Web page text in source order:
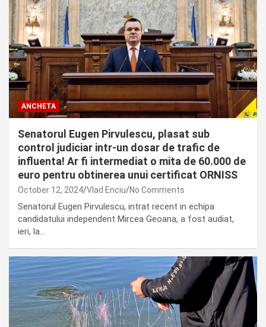
ANCHETA
Senatorul Eugen Pirvulescu, plasat sub
control judiciar intr-un dosar de trafic de
influenta! Ar fi intermediat o mita de 60.000 de
euro pentru obtinerea unui certificat ORNISS
October 12, 2024 Vlad Enciu No Comments
Senatorul Eugen Pirvulescu, intrat recent in echipa
candidatului independent Mircea Geoana, a fost audiat,
ieri, la…